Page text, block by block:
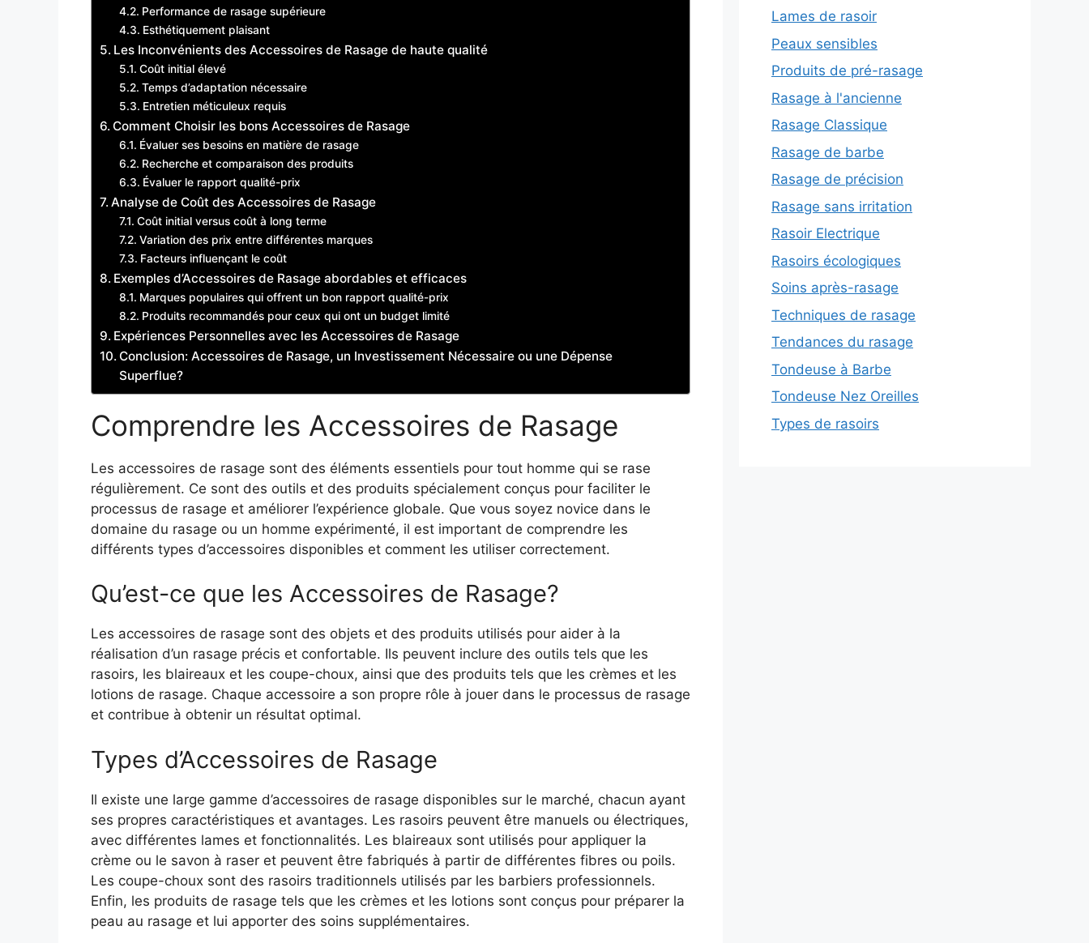
Performance de rasage supérieure
Esthétiquement plaisant
Les Inconvénients des Accessoires de Rasage de haute qualité
Coût initial élevé
Temps d’adaptation nécessaire
Entretien méticuleux requis
Comment Choisir les bons Accessoires de Rasage
Évaluer ses besoins en matière de rasage
Recherche et comparaison des produits
Évaluer le rapport qualité-prix
Analyse de Coût des Accessoires de Rasage
Coût initial versus coût à long terme
Variation des prix entre différentes marques
Facteurs influençant le coût
Exemples d’Accessoires de Rasage abordables et efficaces
Marques populaires qui offrent un bon rapport qualité-prix
Produits recommandés pour ceux qui ont un budget limité
Expériences Personnelles avec les Accessoires de Rasage
Conclusion: Accessoires de Rasage, un Investissement Nécessaire ou une Dépense
Superflue?
Comprendre les Accessoires de Rasage
Les accessoires de rasage sont des éléments essentiels pour tout homme qui se rase
régulièrement. Ce sont des outils et des produits spécialement conçus pour faciliter le
processus de rasage et améliorer l’expérience globale. Que vous soyez novice dans le
domaine du rasage ou un homme expérimenté, il est important de comprendre les
différents types d’accessoires disponibles et comment les utiliser correctement.
Qu’est-ce que les Accessoires de Rasage?
Les accessoires de rasage sont des objets et des produits utilisés pour aider à la
réalisation d’un rasage précis et confortable. Ils peuvent inclure des outils tels que les
rasoirs, les blaireaux et les coupe-choux, ainsi que des produits tels que les crèmes et les
lotions de rasage. Chaque accessoire a son propre rôle à jouer dans le processus de rasage
et contribue à obtenir un résultat optimal.
Types d’Accessoires de Rasage
Il existe une large gamme d’accessoires de rasage disponibles sur le marché, chacun ayant
ses propres caractéristiques et avantages. Les rasoirs peuvent être manuels ou électriques,
avec différentes lames et fonctionnalités. Les blaireaux sont utilisés pour appliquer la
crème ou le savon à raser et peuvent être fabriqués à partir de différentes fibres ou poils.
Les coupe-choux sont des rasoirs traditionnels utilisés par les barbiers professionnels.
Enfin, les produits de rasage tels que les crèmes et les lotions sont conçus pour préparer la
peau au rasage et lui apporter des soins supplémentaires.
Lames de rasoir
Peaux sensibles
Produits de pré-rasage
Rasage à l'ancienne
Rasage Classique
Rasage de barbe
Rasage de précision
Rasage sans irritation
Rasoir Electrique
Rasoirs écologiques
Soins après-rasage
Techniques de rasage
Tendances du rasage
Tondeuse à Barbe
Tondeuse Nez Oreilles
Types de rasoirs